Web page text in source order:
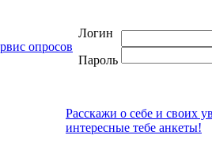
Логин
Пароль
Расскажи о себе и своих
интересные тебе анкеты!